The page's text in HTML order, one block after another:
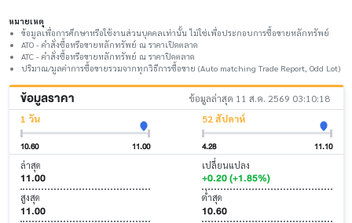
หมายเหตุ
ข้อมูลเพื่อการศึกษาหรือใช้งานส่วนบุคคลเท่านั้น ไม่ใช่เพื่อประกอบการซื้อขายหลักทรัพย์
ATO - คำสั่งซื้อหรือขายหลักทรัพย์ ณ ราคาเปิดตลาด
ATC - คำสั่งซื้อหรือขายหลักทรัพย์ ณ ราคาปิดตลาด
ปริมาณ/มูลค่าการซื้อขายรวมจากทุกวิธีการซื้อขาย (Auto matching Trade Report, Odd Lot)
ข้อมูลราคา
ข้อมูลล่าสุด 11 ส.ค. 2569 03:10:18
1 วัน
10.60 11.00
52 สัปดาห์
4.28 11.10
ล่าสุด
11.00
เปลี่ยนแปลง
+0.20 (+1.85%)
สูงสุด
11.00
ต่ำสุด
10.60